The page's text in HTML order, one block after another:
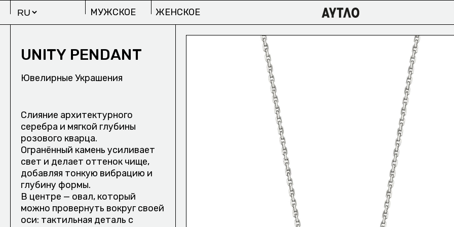
МУЖСКОЕ ЖЕНСКОЕ
ПРОЕКТЫСТУДИИ OUTLAW MOSCOW/
МУЖСКОЕ ЖЕНСКОЕ
UNITY PENDANT
Ювелирные Украшения
Слияние архитектурного
серебра и мягкой глубины
розового кварца.
Огранённый камень усиливает
свет и делает оттенок чище,
добавляя тонкую вибрацию и
глубину формы.
В центре — овал, который
можно провернуть вокруг своей
оси: тактильная деталь с